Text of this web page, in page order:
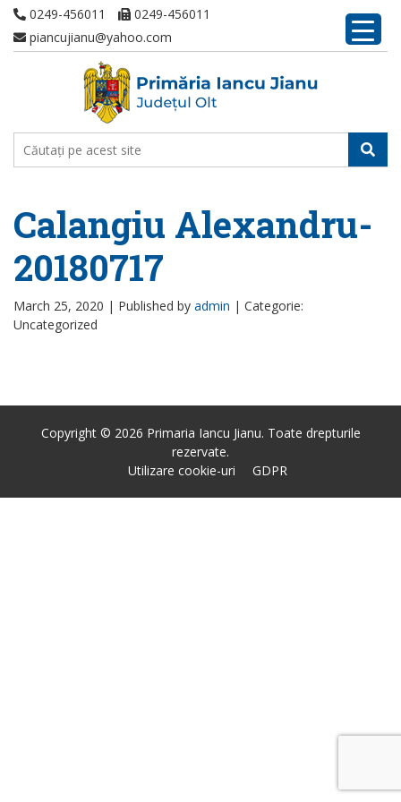
0249-456011
0249-456011
piancujianu@yahoo.com
Calangiu Alexandru-
20180717
March 25, 2020 | Published by admin | Categorie:
Uncategorized
Copyright © 2026 Primaria Iancu Jianu. Toate drepturile
rezervate.
Utilizare cookie-uri
GDPR